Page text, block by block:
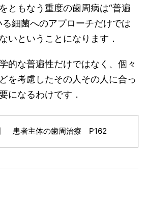
ともなう重度の歯周病は“普遍
細菌へのアプローチだけでは
いということになります．
的な普遍性だけではなく、個々
を考慮したその人その人に合っ
になるわけです．
】 患者主体の歯周治療 P162